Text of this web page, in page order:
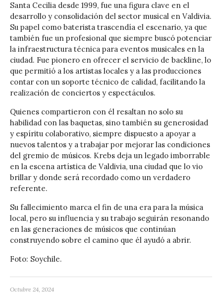
Santa Cecilia desde 1999, fue una figura clave en el
desarrollo y consolidación del sector musical en Valdivia.
Su papel como baterista trascendía el escenario, ya que
también fue un profesional que siempre buscó potenciar
la infraestructura técnica para eventos musicales en la
ciudad. Fue pionero en ofrecer el servicio de backline, lo
que permitió a los artistas locales y a las producciones
contar con un soporte técnico de calidad, facilitando la
realización de conciertos y espectáculos.
Quienes compartieron con él resaltan no solo su
habilidad con las baquetas, sino también su generosidad
y espíritu colaborativo, siempre dispuesto a apoyar a
nuevos talentos y a trabajar por mejorar las condiciones
del gremio de músicos. Krebs deja un legado imborrable
en la escena artística de Valdivia, una ciudad que lo vio
brillar y donde será recordado como un verdadero
referente.
Su fallecimiento marca el fin de una era para la música
local, pero su influencia y su trabajo seguirán resonando
en las generaciones de músicos que continúan
construyendo sobre el camino que él ayudó a abrir.
Foto: Soychile.
Octubre 24, 2024